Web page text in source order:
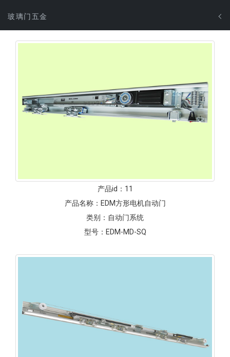
玻璃门五金
产品id： 11
产品名称： EDM方形电机自动门
类别： 自动门系统
型号： EDM-MD-SQ